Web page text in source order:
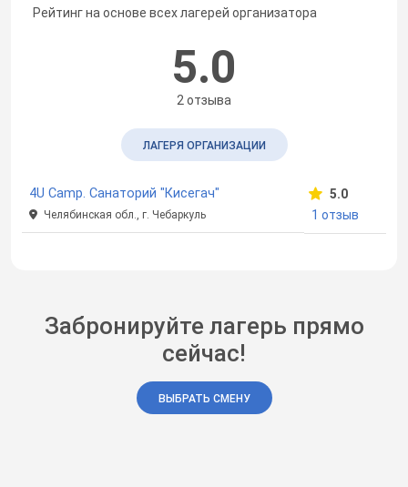
Рейтинг на основе всех лагерей организатора
5.0
2 отзыва
ЛАГЕРЯ ОРГАНИЗАЦИИ
4U Camp. Санаторий "Кисегач"
Челябинская обл., г. Чебаркуль
5.0
1 отзыв
Забронируйте лагерь прямо
сейчас!
ВЫБРАТЬ СМЕНУ